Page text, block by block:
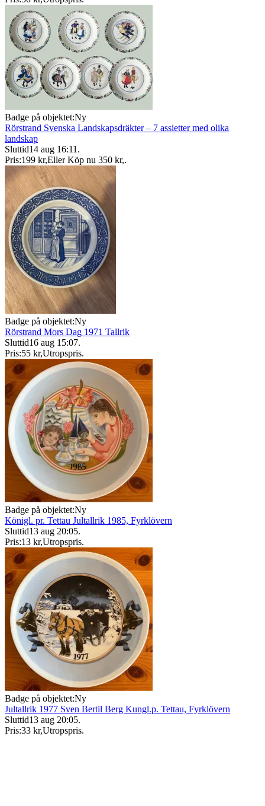
Badge på objektet:Ny
Rörstrand Svenska Landskapsdräkter – 7 assietter med olika
landskap
Sluttid14 aug 16:11 .
Pris:199 kr,Eller Köp nu 350 kr,.
Badge på objektet:Ny
Rörstrand Mors Dag 1971 Tallrik
Sluttid16 aug 15:07.
Pris:55 kr,Utropspris.
Badge på objektet:Ny
Königl. pr. Tettau Jultallrik 1985, Fyrklövern
Sluttid13 aug 20:05.
Pris:13 kr,Utropspris.
Badge på objektet:Ny
Jultallrik 1977 Sven Bertil Berg Kungl.p. Tettau, Fyrklövern
Sluttid13 aug 20:05.
Pris:33 kr,Utropspris.